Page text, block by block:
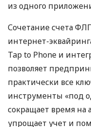
из одного
Сочетание счета
интернет-
Tap to Phone и
позволяет
практически все
инструменты «под
сокращает время
упрощает учет и